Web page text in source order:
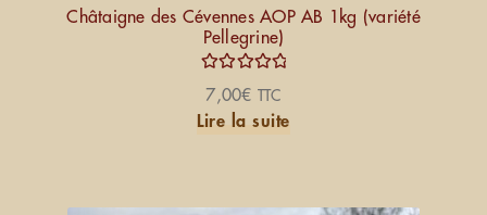
Châtaigne des Cévennes AOP AB 1kg (variété
Pellegrine)
7,00€ TTC
Lire la suite